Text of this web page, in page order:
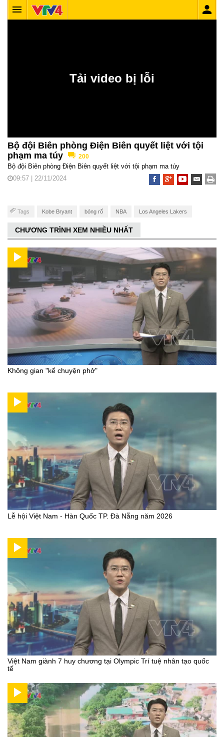
Bộ đội Biên phòng Điện Biên quyết liệt với tội
phạm ma túy
200
Bộ đội Biên phòng Điện Biên quyết liệt với tội phạm ma túy
09:57 | 22/11/2024
Tags Kobe Bryant bóng rổ NBA Los Angeles Lakers
CHƯƠNG TRÌNH XEM NHIỀU NHẤT
Không gian "kể chuyện phở"
Lễ hội Việt Nam - Hàn Quốc TP. Đà Nẵng năm 2026
Việt Nam giành 7 huy chương tại Olympic Trí tuệ nhân tạo quốc
tế